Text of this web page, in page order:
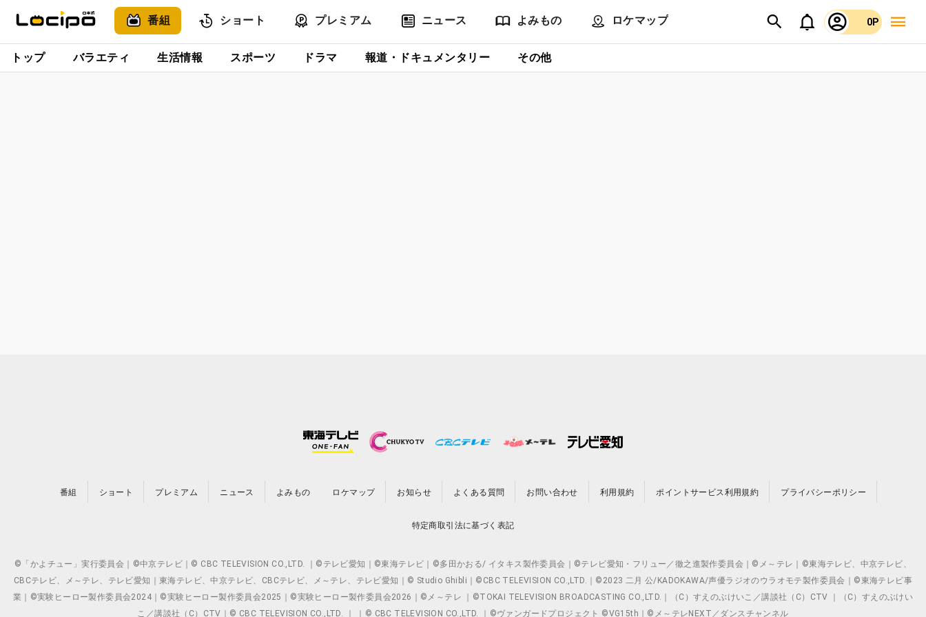
番組 ショート プレミアム ニュース よみもの ロケマップ 0P
トップ バラエティ 生活情報 スポーツ ドラマ 報道・ドキュメンタリー その他
番組 ショート プレミアム ニュース よみもの ロケマップ お知らせ よくある質問 お問い合わせ 利用規約 ポイントサービス利用規約 プライバシーポリシー
特定商取引法に基づく表記
©「かよチュー」実行委員会｜©中京テレビ｜© CBC TELEVISION CO.,LTD. ｜©テレビ愛知｜©東海テレビ｜©多田かおる/ イタキス製作委員会｜©テレビ愛知・フリュー／徹之進製作委員会｜©メ～テレ｜©東海テレビ、中京テレビ、
CBCテレビ、メ～テレ、テレビ愛知｜東海テレビ、中京テレビ、CBCテレビ、メ～テレ、テレビ愛知｜© Studio Ghibli｜©CBC TELEVISION CO.,LTD.｜©2023 二月 公/KADOKAWA/声優ラジオのウラオモテ製作委員会｜©東海テレビ事
業｜©実験ヒーロー製作委員会2024｜©実験ヒーロー製作委員会2025｜©実験ヒーロー製作委員会2026｜©メ～テレ ｜©TOKAI TELEVISION BROADCASTING CO.,LTD.｜（C）すえのぶけいこ／講談社（C）CTV ｜（C）すえのぶけい
こ／講談社（C）CTV｜© CBC TELEVISION CO.,LTD. ｜ ｜© CBC TELEVISION CO.,LTD. ｜©ヴァンガードプロジェクト ©VG15th｜©メ～テレNEXT／ダンスチャンネル